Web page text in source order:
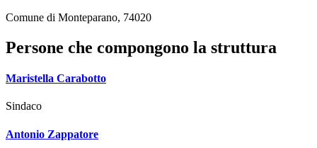
Comune di Monteparano, 74020
Persone che compongono la struttura
Maristella Carabotto
Sindaco
Antonio Zappatore